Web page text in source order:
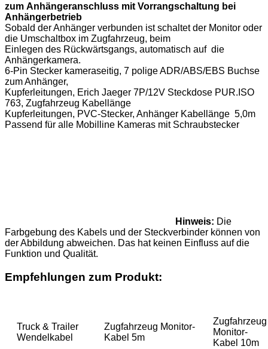
zum Anhängeranschluss mit Vorrangschaltung bei
Anhängerbetrieb
Sobald der Anhänger verbunden ist schaltet der Monitor oder
die Umschaltbox im Zugfahrzeug, beim
Einlegen des Rückwärtsgangs, automatisch auf die
Anhängerkamera.
6-Pin Stecker kameraseitig, 7 polige ADR/ABS/EBS Buchse
zum Anhänger,
Kupferleitungen, Erich Jaeger 7P/12V Steckdose PUR.ISO
763, Zugfahrzeug Kabellänge
Kupferleitungen, PVC-Stecker, Anhänger Kabellänge 5,0m
Passend für alle Mobilline Kameras mit Schraubstecker
Hinweis: Die
Farbgebung des Kabels und der Steckverbinder können von
der Abbildung abweichen. Das hat keinen Einfluss auf die
Funktion und Qualität.
Empfehlungen zum Produkt:
Truck & Trailer
Wendelkabel
Zugfahrzeug Monitor-
Kabel 5m
Zugfahrzeug
Monitor-
Kabel 10m